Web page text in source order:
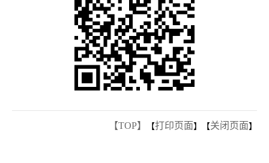
【TOP】 【打印页面】【关闭页面】